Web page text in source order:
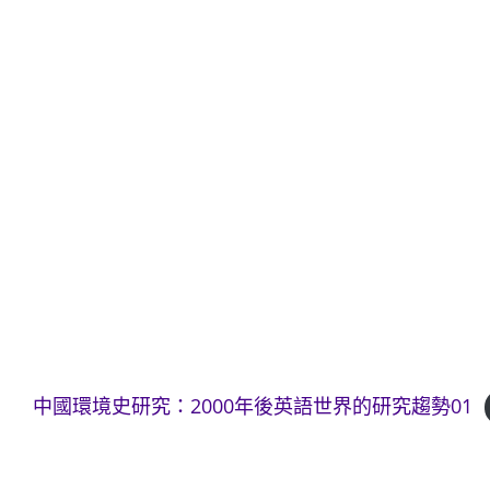
中國環境史研究：2000年後英語世界的研究趨勢01